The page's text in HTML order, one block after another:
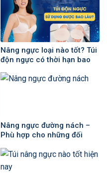
Nâng ngực loại nào tốt? Túi
độn ngực có thời hạn bao
Nâng ngực đường nách –
Phù hợp cho những đối